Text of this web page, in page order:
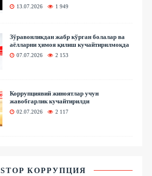
13.07.2026 1 949
Зўравонликдан жабр кўрган болалар ва
аёлларни ҳимоя қилиш кучайтирилмоқда
07.07.2026 2 153
Коррупциявий жиноятлар учун
жавобгарлик кучайтирилди
02.07.2026 2 117
STOP КОРРУПЦИЯ